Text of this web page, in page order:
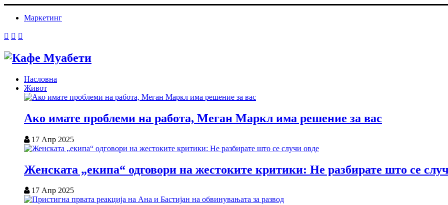
Маркетинг
Насловна
Живот
Ако имате проблеми на работа, Меган Маркл има решение за вас
17 Апр 2025
Женската „екипа“ одговори на жестоките критики: Не разбирате што се
17 Апр 2025